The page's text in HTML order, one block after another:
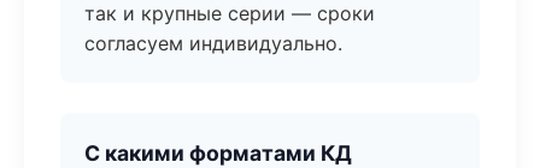
так и крупные серии — сроки
согласуем индивидуально.
С какими форматами КД